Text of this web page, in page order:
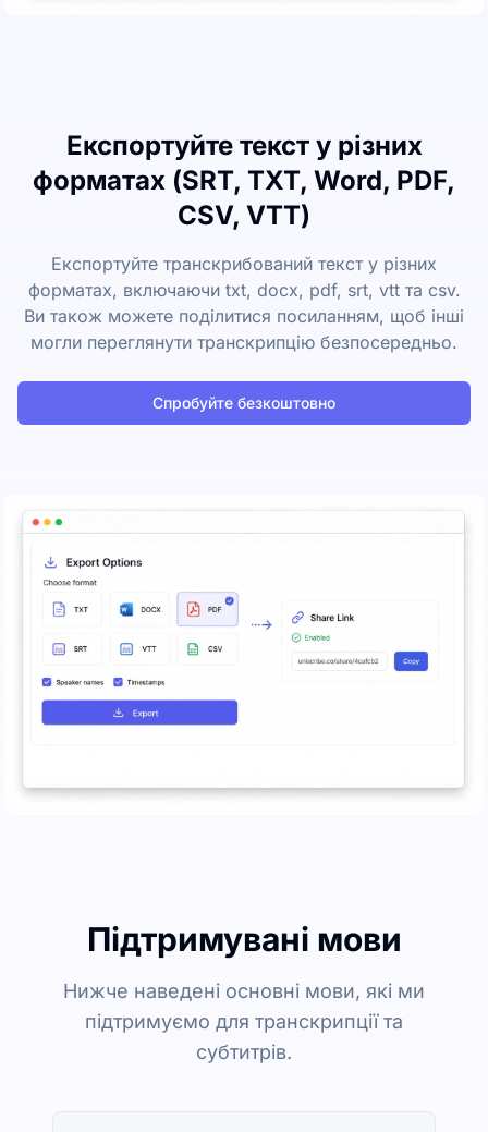
Експортуйте текст у різних
форматах (SRT, TXT, Word, PDF,
CSV, VTT)
Експортуйте транскрибований текст у різних
форматах, включаючи txt, docx, pdf, srt, vtt та csv.
Ви також можете поділитися посиланням, щоб інші
могли переглянути транскрипцію безпосередньо.
Спробуйте безкоштовно
Підтримувані мови
Нижче наведені основні мови, які ми
підтримуємо для транскрипції та
субтитрів.